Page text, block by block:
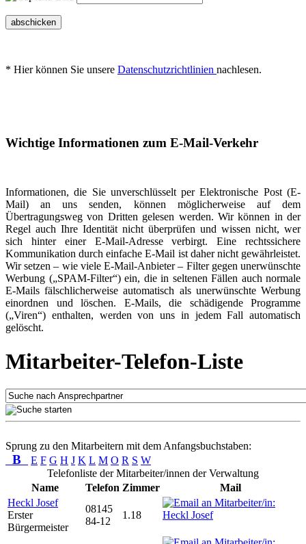
abschicken
* Hier können Sie unsere Datenschutzrichtlinien nachlesen.
Wichtige Informationen zum E-Mail-Verkehr
Informationen, die Sie unverschlüsselt per Elektronische Post (E-
Mail) an uns senden, können möglicherweise auf dem
Übertragungsweg von Dritten gelesen werden. Wir können in der
Regel auch Ihre Identität nicht überprüfen und wissen nicht, wer
sich hinter einer E-Mail-Adresse verbirgt. Eine rechtssichere
Kommunikation durch einfache E-Mail ist daher nicht gewährleistet.
Wir setzen – wie viele E-Mail-Anbieter – Filter gegen unerwünschte
Werbung („SPAM-Filter“) ein, die in seltenen Fällen auch normale
E-Mails fälschlicherweise automatisch als unerwünschte Werbung
einordnen und löschen. E-Mails, die schädigende Programme
(„Viren“) enthalten, werden von uns in jedem Fall automatisch
gelöscht.
Mitarbeiter-Telefon-Liste
Sprung zu den Mitarbeitern mit dem Anfangsbuchstaben:
B E F G H J K L M O R S W
Telefonliste der Mitarbeiter/innen der Verwaltung
Name
Telefon Zimmer
Mail
Heckl Josef
Erster
Bürgermeister
08145
84-12
1.18